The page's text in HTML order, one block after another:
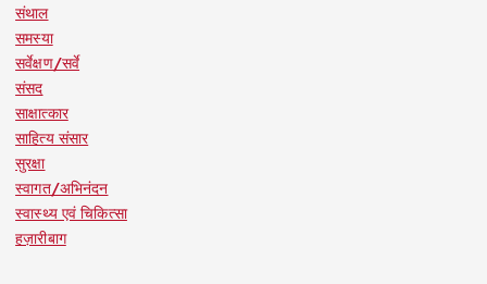
संथाल
समस्या
सर्वेक्षण/सर्वे
संसद
साक्षात्कार
साहित्य संसार
सुरक्षा
स्वागत/अभिनंदन
स्वास्थ्य एवं चिकित्सा
हज़ारीबाग